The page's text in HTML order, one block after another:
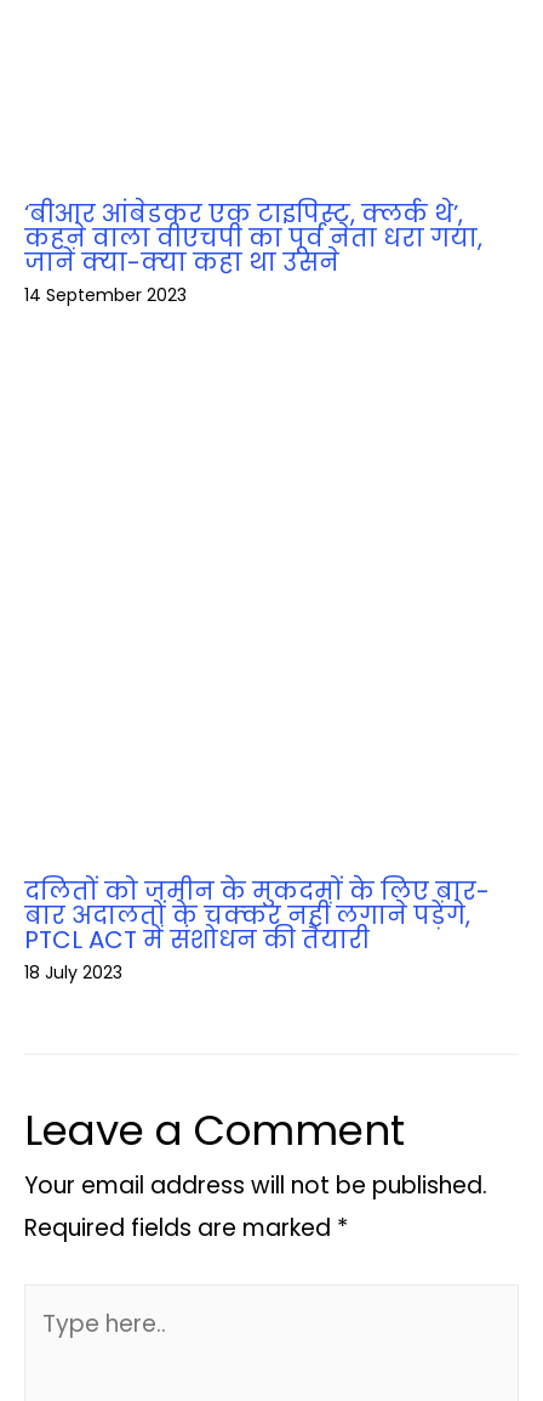
‘बीआर आंबेडकर एक टाइपिस्ट, क्लर्क थे’,
कहने वाला वीएचपी का पूर्व नेता धरा गया,
जानें क्‍या-क्‍या कहा था उसने
14 September 2023
दलितों को जमीन के मुकदमों के लिए बार-
बार अदालतों के चक्‍कर नहीं लगाने पड़ेंगे,
PTCL ACT में संशोधन की तैयारी
18 July 2023
Leave a Comment
Your email address will not be published.
Required fields are marked *